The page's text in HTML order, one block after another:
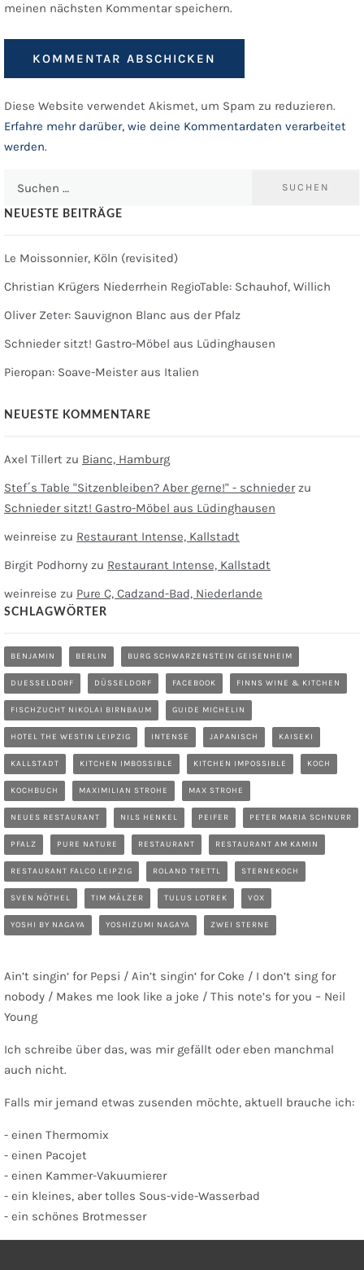
meinen nächsten Kommentar speichern.
Diese Website verwendet Akismet, um Spam zu reduzieren.
Erfahre mehr darüber, wie deine Kommentardaten verarbeitet
werden.
NEUESTE BEITRÄGE
Le Moissonnier, Köln (revisited)
Christian Krügers Niederrhein RegioTable: Schauhof, Willich
Oliver Zeter: Sauvignon Blanc aus der Pfalz
Schnieder sitzt! Gastro-Möbel aus Lüdinghausen
Pieropan: Soave-Meister aus Italien
NEUESTE KOMMENTARE
Axel Tillert zu Bianc, Hamburg
Stef´s Table "Sitzenbleiben? Aber gerne!" - schniederzu
Schnieder sitzt! Gastro-Möbel aus Lüdinghausen
weinreise zu Restaurant Intense, Kallstadt
Birgit Podhorny zu Restaurant Intense, Kallstadt
weinreise zu Pure C, Cadzand-Bad, Niederlande
SCHLAGWÖRTER
BENJAMIN BERLIN BURG SCHWARZENSTEIN GEISENHEIM
DUESSELDORF DÜSSELDORF FACEBOOK FINNS WINE & KITCHEN
FISCHZUCHT NIKOLAI BIRNBAUM GUIDE MICHELIN
HOTEL THE WESTIN LEIPZIG INTENSE JAPANISCH KAISEKI
KALLSTADT KITCHEN IMBOSSIBLE KITCHEN IMPOSSIBLE KOCH
KOCHBUCH MAXIMILIAN STROHE MAX STROHE
NEUES RESTAURANT NILS HENKEL PEIFER PETER MARIA SCHNURR
PFALZ PURE NATURE RESTAURANT RESTAURANT AM KAMIN
RESTAURANT FALCO LEIPZIG ROLAND TRETTL STERNEKOCH
SVEN NÖTHEL TIM MÄLZER TULUS LOTREK VOX
YOSHI BY NAGAYA YOSHIZUMI NAGAYA ZWEI STERNE
Ain’t singin‘ for Pepsi / Ain’t singin‘ for Coke / I don’t sing for
nobody / Makes me look like a joke / This note’s for you – Neil
Young
Ich schreibe über das, was mir gefällt oder eben manchmal
auch nicht.
Falls mir jemand etwas zusenden möchte, aktuell brauche ich:
- einen Thermomix
- einen Pacojet
- einen Kammer-Vakuumierer
- ein kleines, aber tolles Sous-vide-Wasserbad
- ein schönes Brotmesser